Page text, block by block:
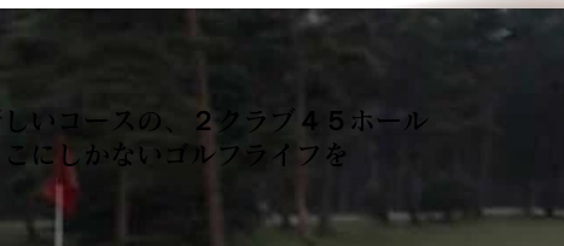
いコースの、２クラブ４５ホール
にしかないゴルフライフを